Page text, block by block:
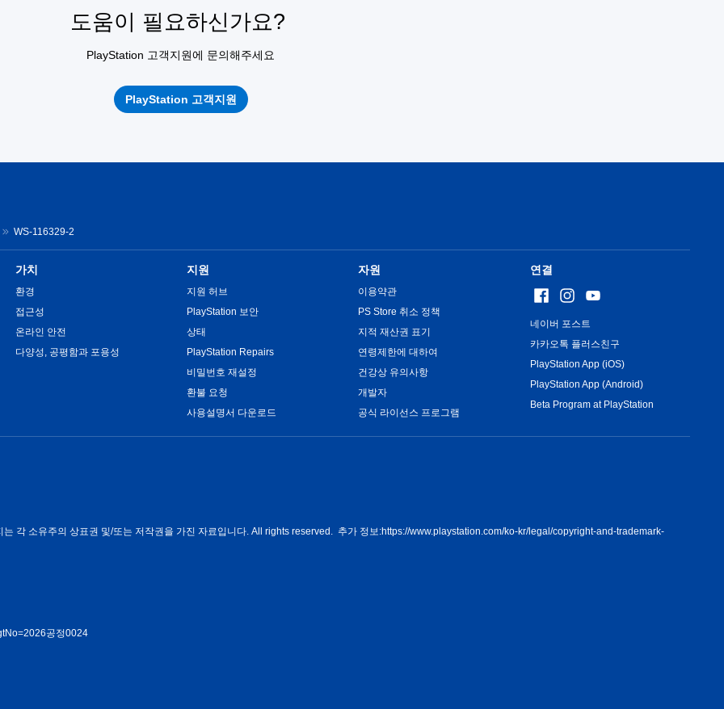
도움이 필요하신가요?
PlayStation 고객지원에 문의해주세요
PlayStation 고객지원
WS-116329-2
가치
환경
접근성
온라인 안전
다양성, 공평함과 포용성
지원
지원 허브
PlayStation 보안
상태
PlayStation Repairs
비밀번호 재설정
환불 요청
사용설명서 다운로드
자원
이용약관
PS Store 취소 정책
지적 재산권 표기
연령제한에 대하여
건강상 유의사항
개발자
공식 라이선스 프로그램
연결
네이버 포스트
카카오톡 플러스친구
PlayStation App (iOS)
PlayStation App (Android)
Beta Program at PlayStation
각 소유주의 상표권 및/또는 저작권을 가진 자료입니다. All rights reserved. 추가 정보:https://www.playstation.com/ko-kr/legal/copyright-and-trademark-
공정0024